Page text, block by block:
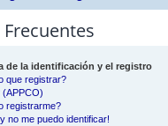
de la identificación y el registro
que registrar?
(APPCO)
registrarme?
no me puedo identificar!